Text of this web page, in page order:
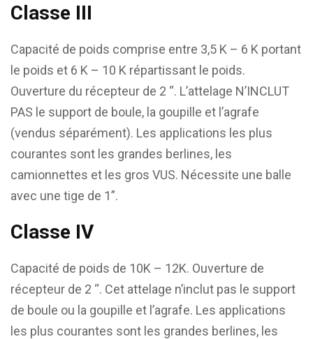
Classe III
Capacité de poids comprise entre 3,5 K – 6 K portant
le poids et 6 K – 10 K répartissant le poids.
Ouverture du récepteur de 2 “. L’attelage N’INCLUT
PAS le support de boule, la goupille et l’agrafe
(vendus séparément). Les applications les plus
courantes sont les grandes berlines, les
camionnettes et les gros VUS. Nécessite une balle
avec une tige de 1”.
Classe IV
Capacité de poids de 10K – 12K. Ouverture de
récepteur de 2 “. Cet attelage n’inclut pas le support
de boule ou la goupille et l’agrafe. Les applications
les plus courantes sont les grandes berlines, les